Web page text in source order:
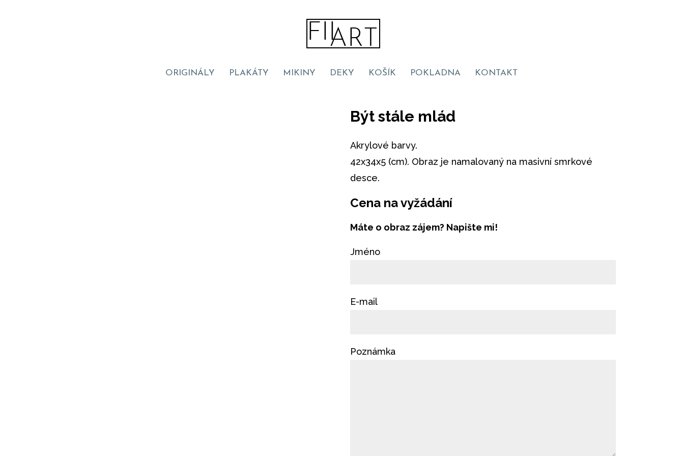
ORIGINÁLY PLAKÁTY MIKINY DEKY KOŠÍK POKLADNA KONTAKT
Být stále mlád
Akrylové barvy.
42x34x5 (cm). Obraz je namalovaný na masivní smrkové
desce.
Cena na vyžádání
Máte o obraz zájem? Napište mi!
Jméno
E-mail
Poznámka